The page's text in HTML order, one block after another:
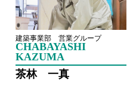
建築事業部 営業グループ
CHABAYASHI
KAZUMA
茶林 一真